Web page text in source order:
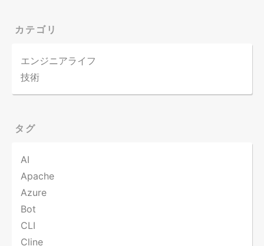
カテゴリ
エンジニアライフ
技術
タグ
AI
Apache
Azure
Bot
CLI
Cline